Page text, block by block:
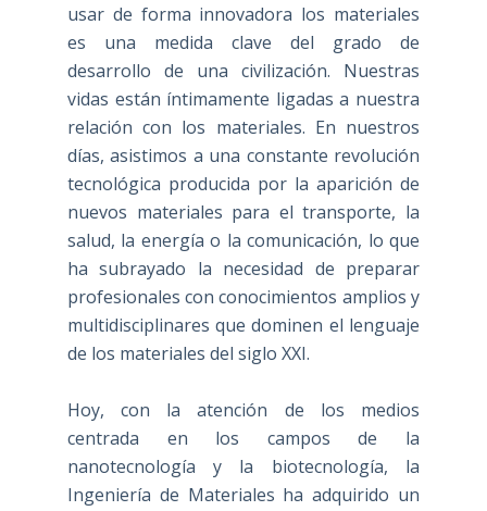
usar de forma innovadora los materiales
es una medida clave del grado de
desarrollo de una civilización. Nuestras
vidas están íntimamente ligadas a nuestra
relación con los materiales. En nuestros
días, asistimos a una constante revolución
tecnológica producida por la aparición de
nuevos materiales para el transporte, la
salud, la energía o la comunicación, lo que
ha subrayado la necesidad de preparar
profesionales con conocimientos amplios y
multidisciplinares que dominen el lenguaje
de los materiales del siglo XXI.
Hoy, con la atención de los medios
centrada en los campos de la
nanotecnología y la biotecnología, la
Ingeniería de Materiales ha adquirido un